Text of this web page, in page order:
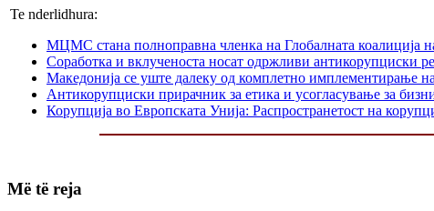
Te nderlidhura:
МЦМС стана полноправна членка на Глобалната коалиција
Соработка и вклученоста носат одржливи антикорупциски
Македонија се уште далеку од комплетно имплементирање
Антикорупциски прирачник за етика и усогласување за
Корупција во Европската Унија: Распространетост на
Më të reja